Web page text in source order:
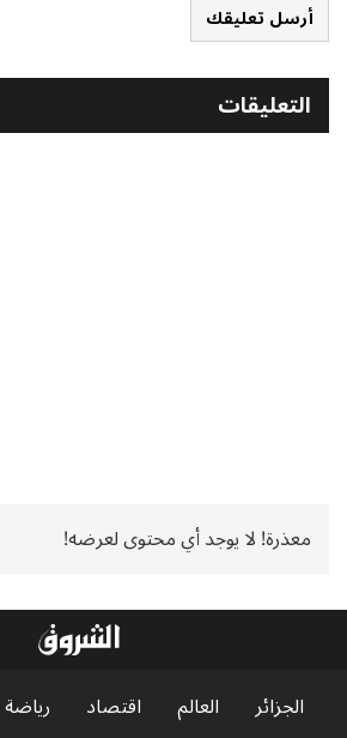
أرسل تعليقك
التعليقات
معذرة! لا يوجد أي محتوى لعرضه!
الجزائر العالم اقتصاد رياضة